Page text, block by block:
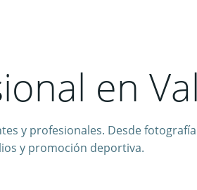
en
y profesionales. Desde
y promoción deportiva.